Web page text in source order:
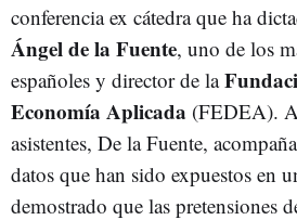
conferencia ex cátedra que ha
Ángel de la Fuente, uno de los
españoles y director de la
Economía Aplicada (FEDEA).
asistentes, De la Fuente,
datos que han sido expuestos en
demostrado que las pretensiones